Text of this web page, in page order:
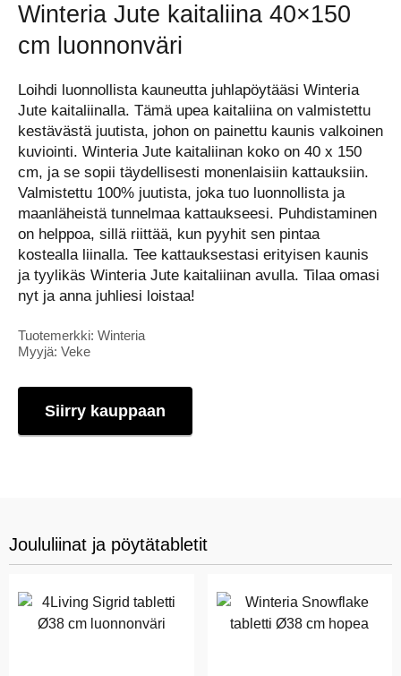
Winteria Jute kaitaliina 40×150
cm luonnonväri
Loihdi luonnollista kauneutta juhlapöytääsi Winteria
Jute kaitaliinalla. Tämä upea kaitaliina on valmistettu
kestävästä juutista, johon on painettu kaunis valkoinen
kuviointi. Winteria Jute kaitaliinan koko on 40 x 150
cm, ja se sopii täydellisesti monenlaisiin kattauksiin.
Valmistettu 100% juutista, joka tuo luonnollista ja
maanläheistä tunnelmaa kattaukseesi. Puhdistaminen
on helppoa, sillä riittää, kun pyyhit sen pintaa
kostealla liinalla. Tee kattauksestasi erityisen kaunis
ja tyylikäs Winteria Jute kaitaliinan avulla. Tilaa omasi
nyt ja anna juhliesi loistaa!
Tuotemerkki: Winteria
Myyjä: Veke
Siirry kauppaan
Joululiinat ja pöytätabletit